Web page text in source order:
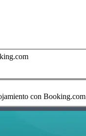
con Booking.com